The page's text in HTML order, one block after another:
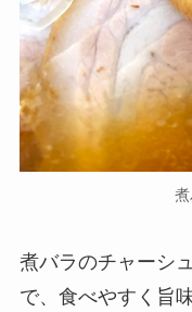
煮バラのチャーシ
で、食べやすく旨